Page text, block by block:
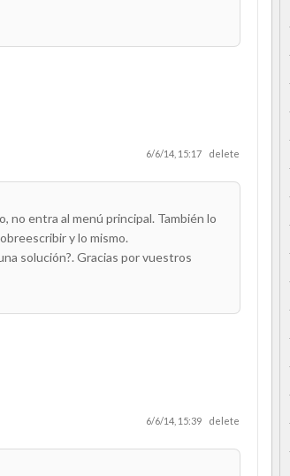
6/6/14, 15:17 delete
no entra al menú principal. También lo
y lo mismo.
solución?. Gracias por vuestros
6/6/14, 15:39 delete